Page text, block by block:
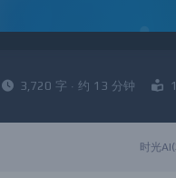
3,720 字 · 约 13 分钟
时光